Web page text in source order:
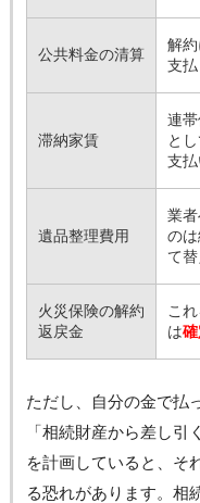
公共料金の清算
解約
支払
滞納家賃
連
と
支払
遺品整理費用
業
の
て替
火災保険の解約
返戻金
こ
は
ただし、自分の金で払
「相続財産から差し引
を計画していると、そ
る恐れがあります。相